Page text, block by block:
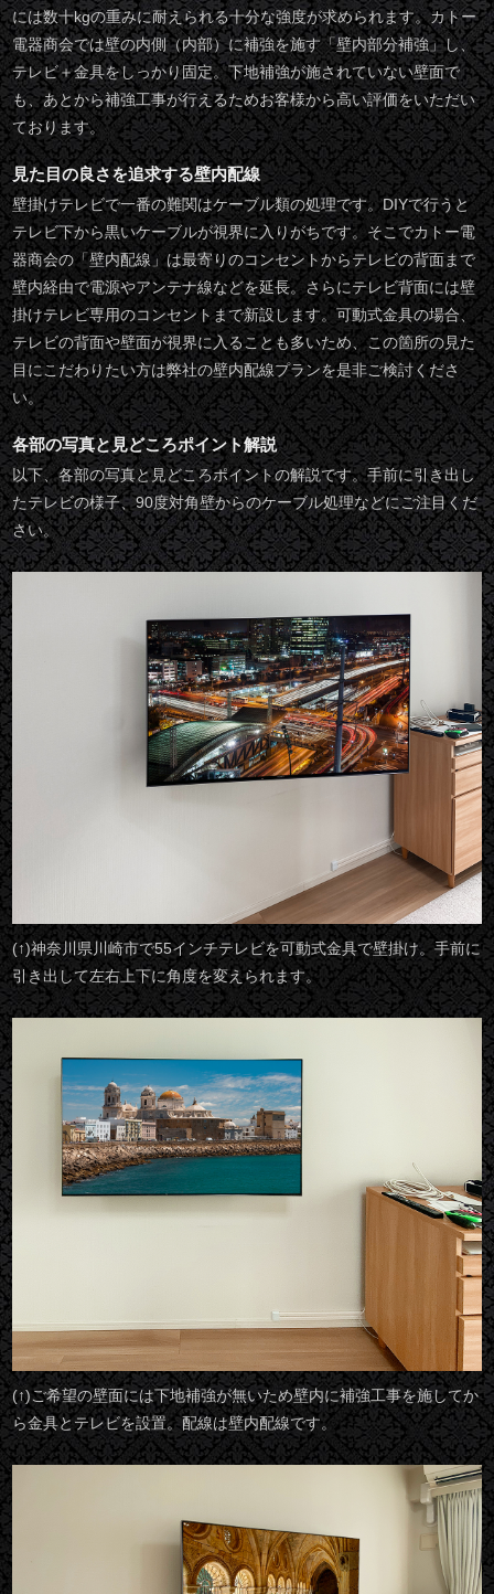
には数十kgの重みに耐えられる十分な強度が求められます。カトー
電器商会では壁の内側（内部）に補強を施す「壁内部分補強」し、
テレビ＋金具をしっかり固定。下地補強が施されていない壁面で
も、あとから補強工事が行えるためお客様から高い評価をいただい
ております。
見た目の良さを追求する壁内配線
壁掛けテレビで一番の難関はケーブル類の処理です。DIYで行うと
テレビ下から黒いケーブルが視界に入りがちです。そこでカトー電
器商会の「壁内配線」は最寄りのコンセントからテレビの背面まで
壁内経由で電源やアンテナ線などを延長。さらにテレビ背面には壁
掛けテレビ専用のコンセントまで新設します。可動式金具の場合、
テレビの背面や壁面が視界に入ることも多いため、この箇所の見た
目にこだわりたい方は弊社の壁内配線プランを是非ご検討くださ
い。
各部の写真と見どころポイント解説
以下、各部の写真と見どころポイントの解説です。手前に引き出し
たテレビの様子、90度対角壁からのケーブル処理などにご注目くだ
さい。
(↑)神奈川県川崎市で55インチテレビを可動式金具で壁掛け。手前に
引き出して左右上下に角度を変えられます。
(↑)ご希望の壁面には下地補強が無いため壁内に補強工事を施してか
ら金具とテレビを設置。配線は壁内配線です。